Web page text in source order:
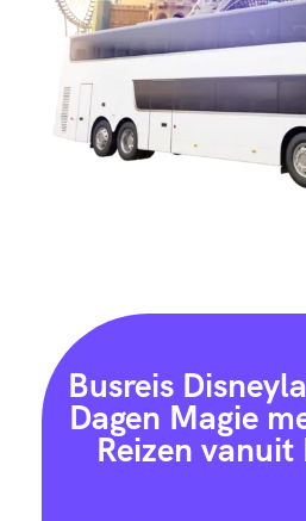
Busreis
Dagen Magie
Reizen vanuit